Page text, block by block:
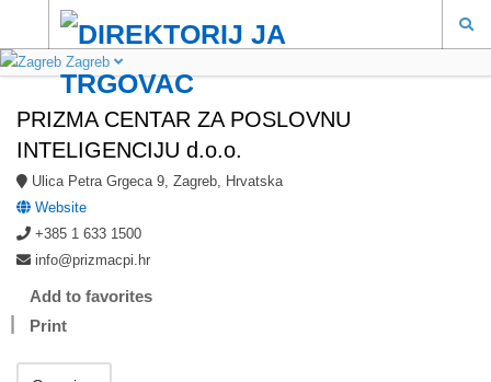
Zagreb
PRIZMA CENTAR ZA POSLOVNU
INTELIGENCIJU d.o.o.
Ulica Petra Grgeca 9, Zagreb, Hrvatska
Website
+385 1 633 1500
info@prizmacpi.hr
Add to favorites
Print